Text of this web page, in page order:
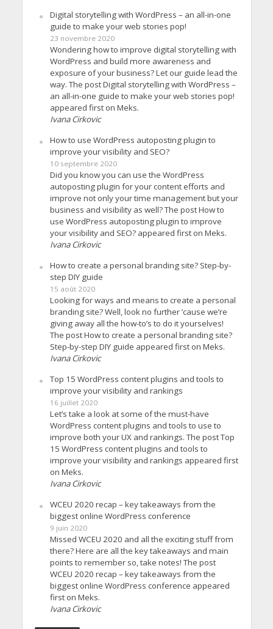
Digital storytelling with WordPress – an all-in-one
guide to make your web stories pop!
23 novembre 2020
Wondering how to improve digital storytelling with
WordPress and build more awareness and
exposure of your business? Let our guide lead the
way. The post Digital storytelling with WordPress –
an all-in-one guide to make your web stories pop!
appeared first on Meks.
Ivana Cirkovic
How to use WordPress autoposting plugin to
improve your visibility and SEO?
10 septembre 2020
Did you know you can use the WordPress
autoposting plugin for your content efforts and
improve not only your time management but your
business and visibility as well? The post How to
use WordPress autoposting plugin to improve
your visibility and SEO? appeared first on Meks.
Ivana Cirkovic
How to create a personal branding site? Step-by-
step DIY guide
15 août 2020
Looking for ways and means to create a personal
branding site? Well, look no further ’cause we’re
giving away all the how-to’s to do it yourselves!
The post How to create a personal branding site?
Step-by-step DIY guide appeared first on Meks.
Ivana Cirkovic
Top 15 WordPress content plugins and tools to
improve your visibility and rankings
16 juillet 2020
Let’s take a look at some of the must-have
WordPress content plugins and tools to use to
improve both your UX and rankings. The post Top
15 WordPress content plugins and tools to
improve your visibility and rankings appeared first
on Meks.
Ivana Cirkovic
WCEU 2020 recap – key takeaways from the
biggest online WordPress conference
9 juin 2020
Missed WCEU 2020 and all the exciting stuff from
there? Here are all the key takeaways and main
points to remember so, take notes! The post
WCEU 2020 recap – key takeaways from the
biggest online WordPress conference appeared
first on Meks.
Ivana Cirkovic